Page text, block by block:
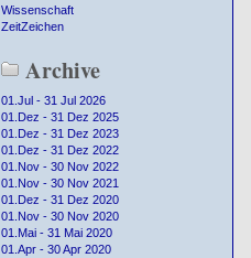
Wissenschaft
ZeitZeichen
Archive
01.Jul - 31 Jul 2026
01.Dez - 31 Dez 2025
01.Dez - 31 Dez 2023
01.Dez - 31 Dez 2022
01.Nov - 30 Nov 2022
01.Nov - 30 Nov 2021
01.Dez - 31 Dez 2020
01.Nov - 30 Nov 2020
01.Mai - 31 Mai 2020
01.Apr - 30 Apr 2020